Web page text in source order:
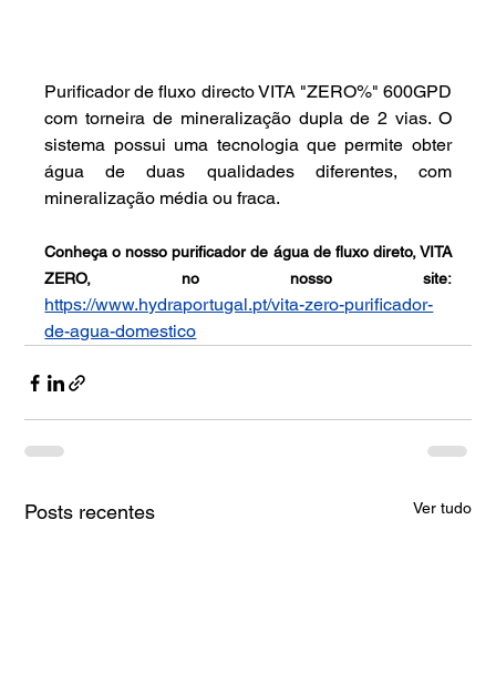
Purificador de fluxo directo VITA "ZERO%" 600GPD
com torneira de mineralização dupla de 2 vias. O
sistema possui uma tecnologia que permite obter
água de duas qualidades diferentes, com
mineralização média ou fraca.
Conheça o nosso purificador de água de fluxo direto, VITA
ZERO, no nosso site:
https://www.hydraportugal.pt/vita-zero-purificador-
de-agua-domestico
Posts recentes Ver tudo